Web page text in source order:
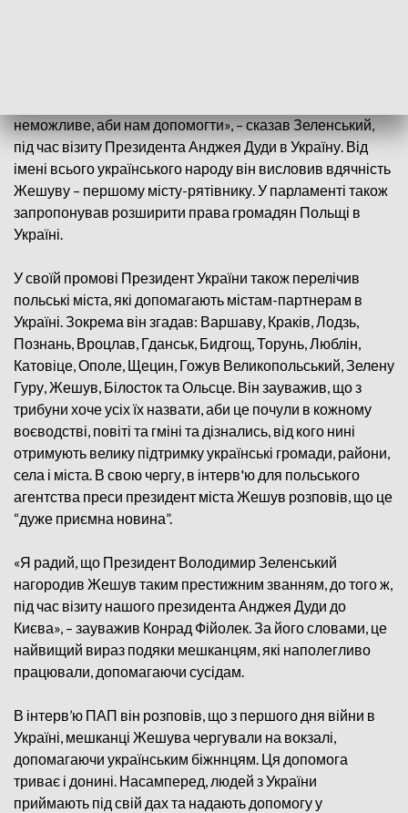
неможливе, аби нам допомогти», – сказав Зеленський,
під час візиту Президента Анджея Дуди в Україну. Від
імені всього українського народу він висловив вдячність
Жешуву – першому місту-рятівнику. У парламенті також
запропонував розширити права громадян Польщі в
Україні.
У своїй промові Президент України також перелічив
польські міста, які допомагають містам-партнерам в
Україні. Зокрема він згадав: Варшаву, Краків, Лодзь,
Познань, Вроцлав, Гданськ, Бидгощ, Торунь, Люблін,
Катовіце, Ополе, Щецин, Гожув Великопольський, Зелену
Гуру, Жешув, Білосток та Ольсце. Він зауважив, що з
трибуни хоче усіх їх назвати, аби це почули в кожному
воєводстві, повіті та гміні та дізнались, від кого нині
отримують велику підтримку українські громади, райони,
села і міста. В свою чергу, в інтерв'ю для польського
агентства преси президент міста Жешув розповів, що це
“дуже приємна новина”.
«Я радий, що Президент Володимир Зеленський
нагородив Жешув таким престижним званням, до того ж,
під час візиту нашого президента Анджея Дуди до
Києва», – зауважив Конрад Фійолек. За його словами, це
найвищий вираз подяки мешканцям, які наполегливо
працювали, допомагаючи сусідам.
В інтерв’ю ПАП він розповів, що з першого дня війни в
Україні, мешканці Жешува чергували на вокзалі,
допомагаючи українським біжннцям. Ця допомога
триває і донині. Насамперед, людей з України
приймають під свій дах та надають допомогу у